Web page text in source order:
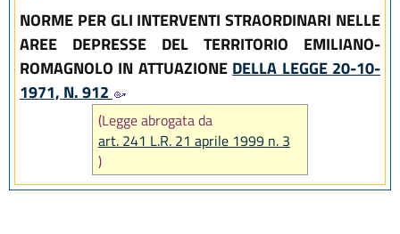
NORME PER GLI INTERVENTI STRAORDINARI NELLE
AREE DEPRESSE DEL TERRITORIO EMILIANO-
ROMAGNOLO IN ATTUAZIONE DELLA LEGGE 20-10-
1971, N. 912
(Legge abrogata da
art. 241 L.R. 21 aprile 1999 n. 3
)